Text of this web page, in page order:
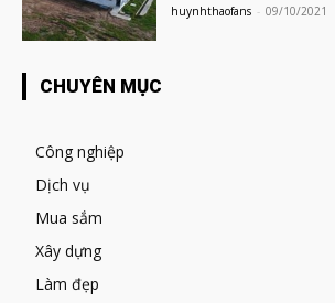
huynhthaofans - 09/10/2021
CHUYÊN MỤC
Công nghiệp
Dịch vụ
Mua sắm
Xây dựng
Làm đẹp